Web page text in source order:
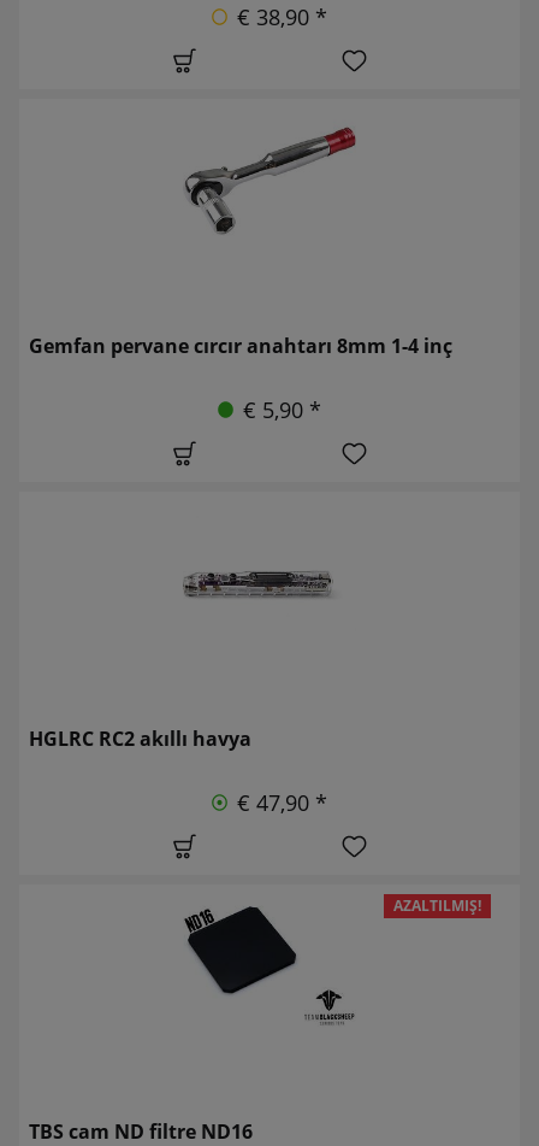
€ 38,90 *
Gemfan pervane cırcır anahtarı 8mm 1-4 inç
€ 5,90 *
HGLRC RC2 akıllı havya
€ 47,90 *
AZALTILMIŞ!
TBS cam ND filtre ND16